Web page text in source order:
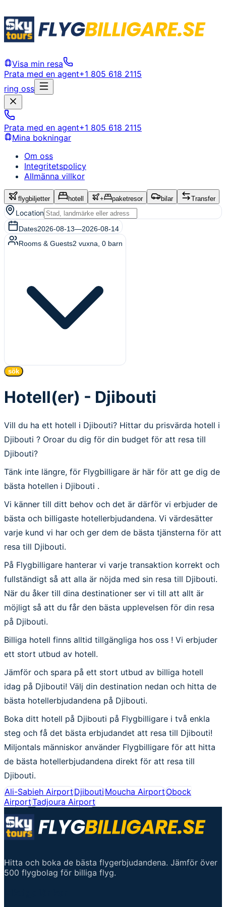
Visa min resa
Prata med en agent+1 805 618 2115
ring oss
Prata med en agent+1 805 618 2115
Mina bokningar
Om oss
Integritetspolicy
Allmänna villkor
flygbiljetter hotell + paketresor bilar Transfer
Location
Dates2026-08-13—2026-08-14
Rooms & Guests2 vuxna 0 barn
sök
Hotell(er) - Djibouti
Vill du ha ett hotell i Djibouti? Hittar du prisvärda hotell i
Djibouti ? Oroar du dig för din budget för att resa till
Djibouti?
Tänk inte längre, för Flygbilligare är här för att ge dig de
bästa hotellen i Djibouti .
Vi känner till ditt behov och det är därför vi erbjuder de
bästa och billigaste hotellerbjudandena. Vi värdesätter
varje kund vi har och ger dem de bästa tjänsterna för att
resa till Djibouti.
På Flygbilligare hanterar vi varje transaktion korrekt och
fullständigt så att alla är nöjda med sin resa till Djibouti.
När du åker till dina destinationer ser vi till att allt är
möjligt så att du får den bästa upplevelsen för din resa
på Djibouti.
Billiga hotell finns alltid tillgängliga hos oss ! Vi erbjuder
ett stort utbud av hotell.
Jämför och spara på ett stort utbud av billiga hotell
idag på Djibouti! Välj din destination nedan och hitta de
bästa hotellerbjudandena på Djibouti.
Boka ditt hotell på Djibouti på Flygbilligare i två enkla
steg och få det bästa erbjudandet att resa till Djibouti!
Miljontals människor använder Flygbilligare för att hitta
de bästa hotellerbjudandena direkt för att resa till
Djibouti.
Ali-Sabieh AirportDjiboutiMoucha AirportObock
AirportTadjoura Airport
Hitta och boka de bästa flygerbjudandena. Jämför över
500 flygbolag för billiga flyg.